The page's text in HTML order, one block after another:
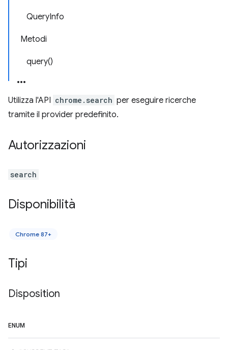
QueryInfo
Metodi
query()
Utilizza l'API chrome.search per eseguire ricerche
tramite il provider predefinito.
Autorizzazioni
search
Disponibilità
Chrome 87+
Tipi
Disposition
ENUM